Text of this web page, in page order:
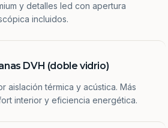
y detalles led con apertura
incluidos.
DVH (doble vidrio)
aislación térmica y acústica. Más
interior y eficiencia energética.